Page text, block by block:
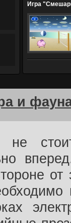
Игра
и
не
от